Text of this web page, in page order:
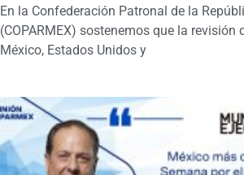
En la Confederación Patronal de la
(COPARMEX) sostenemos que la revisión
México, Estados Unidos y